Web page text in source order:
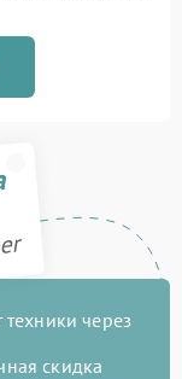
через
скидка